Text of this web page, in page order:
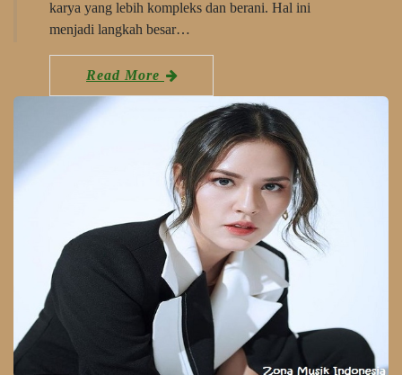
karya yang lebih kompleks dan berani. Hal ini
menjadi langkah besar…
Read More